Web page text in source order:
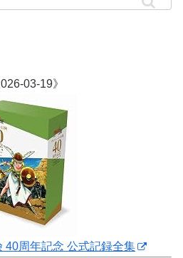
03-19》
40周年記念 公式記録全集